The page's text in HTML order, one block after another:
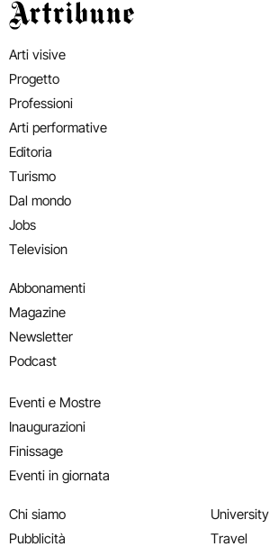
Artribune
Arti visive
Progetto
Professioni
Arti performative
Editoria
Turismo
Dal mondo
Jobs
Television
Abbonamenti
Magazine
Newsletter
Podcast
Eventi e Mostre
Inaugurazioni
Finissage
Eventi in giornata
Chi siamo
Pubblicità
University
Travel